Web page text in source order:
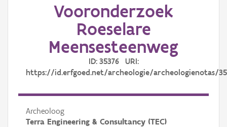
Vooronderzoek
Roeselare
Meensesteenweg
ID: 35376 URI:
https://id.erfgoed.net/archeologie/archeologienotas/
Archeoloog
Terra Engineering & Consultancy (TEC)